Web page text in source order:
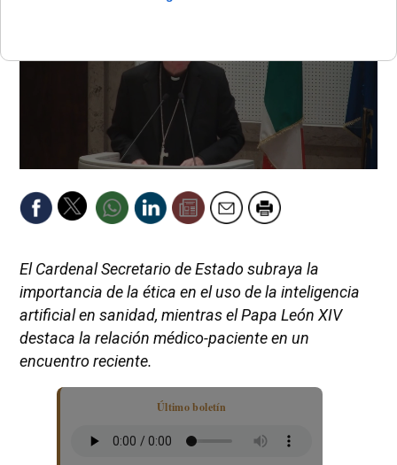
El Cardenal Secretario de Estado subraya la
importancia de la ética en el uso de la inteligencia
artificial en sanidad, mientras el Papa León XIV
destaca la relación médico-paciente en un
encuentro reciente.
Último boletín